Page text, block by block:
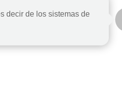
decir de los sistemas de